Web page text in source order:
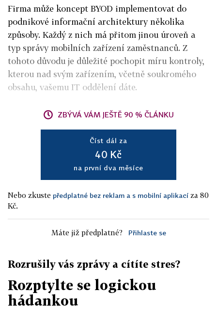
Firma může koncept BYOD implementovat do
podnikové informační architektury několika
způsoby. Každý z nich má přitom jinou úroveň a
typ správy mobilních zařízení zaměstnanců. Z
tohoto důvodu je důležité pochopit míru kontroly,
kterou nad svým zařízením, včetně soukromého
obsahu, vašemu IT oddělení dáte.
ZBÝVÁ VÁM JEŠTĚ 90 % ČLÁNKU
Číst dál za
40 Kč
na první dva měsíce
Nebo zkuste předplatné bez reklam a s mobilní aplikací za 80
Kč.
Máte již předplatné? Přihlaste se
Rozrušily vás zprávy a cítíte stres?
Rozptylte se logickou
hádankou